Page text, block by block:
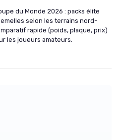
du Monde 2026 : packs élite
selon les terrains nord-
rapide (poids, plaque, prix)
les joueurs amateurs.